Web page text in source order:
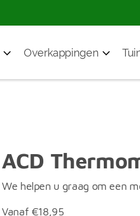
Overkappingen
ACD
We helpen u graag om een
Vanaf €18,95